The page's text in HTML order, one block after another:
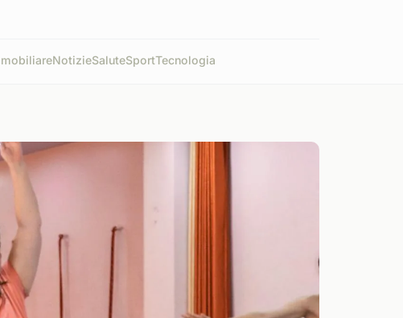
NotizieSaluteSportTecnologia